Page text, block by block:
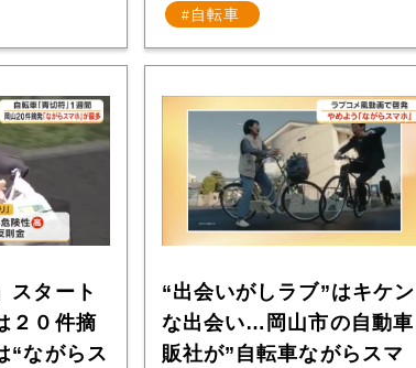
自転車
スタート
２０件摘
“ながらス
“出会いがしラブ”はキケン
な出会い…岡山市の自動車
販社が”自転車ながらスマ